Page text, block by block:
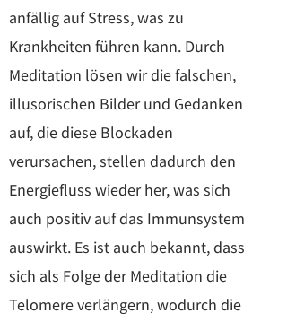
anfällig auf Stress, was zu
Krankheiten führen kann. Durch
Meditation lösen wir die falschen,
illusorischen Bilder und Gedanken
auf, die diese Blockaden
verursachen, stellen dadurch den
Energiefluss wieder her, was sich
auch positiv auf das Immunsystem
auswirkt. Es ist auch bekannt, dass
sich als Folge der Meditation die
Telomere verlängern, wodurch die